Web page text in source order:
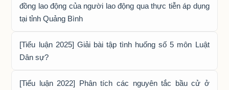
đồng lao động của người lao động qua thực tiễn áp dụng
tại tỉnh Quảng Bình
[Tiểu luận 2025] Giải bài tập tình huống số 5 môn Luật
Dân sự?
[Tiểu luận 2022] Phân tích các nguyên tắc bầu cử ở